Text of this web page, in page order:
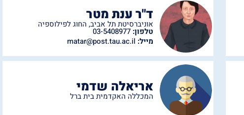
ד"ר ענת מטר
אוניברסיטת תל אביב, החוג לפילוספיה
טלפון:
מייל: matar@post.tau.ac.il
אריאלה שדמי
המכללה האקדמית בית ברל